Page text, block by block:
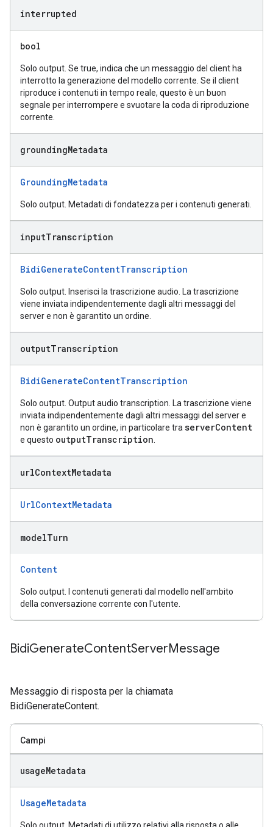
interrupted
bool
Solo output. Se true, indica che un messaggio del client ha
interrotto la generazione del modello corrente. Se il client
riproduce i contenuti in tempo reale, questo è un buon
segnale per interrompere e svuotare la coda di riproduzione
corrente.
groundingMetadata
GroundingMetadata
Solo output. Metadati di fondatezza per i contenuti generati.
inputTranscription
BidiGenerateContentTranscription
Solo output. Inserisci la trascrizione audio. La trascrizione
viene inviata indipendentemente dagli altri messaggi del
server e non è garantito un ordine.
outputTranscription
BidiGenerateContentTranscription
Solo output. Output audio transcription. La trascrizione viene
inviata indipendentemente dagli altri messaggi del server e
non è garantito un ordine, in particolare tra serverContent
e questo outputTranscription
urlContextMetadata
UrlContextMetadata
modelTurn
Content
Solo output. I contenuti generati dal modello nell'ambito
della conversazione corrente con l'utente.
BidiGenerateContentServerMessage
Messaggio di risposta per la chiamata
BidiGenerateContent.
Campi
usageMetadata
UsageMetadata